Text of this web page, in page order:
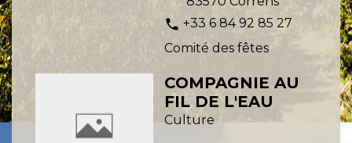
phone +33 6 84 92 85 27
Comité des fêtes
COMPAGNIE AU
FIL DE L'EAU
Culture